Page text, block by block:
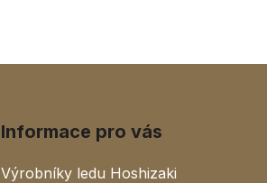
Informace pro vás
Výrobníky ledu Hoshizaki